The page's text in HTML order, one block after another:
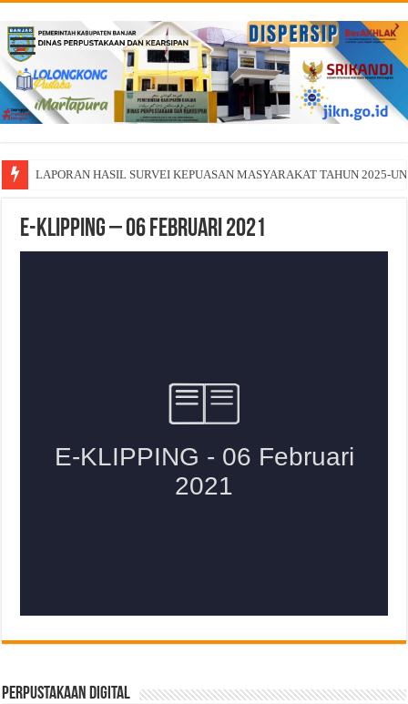
LAPORAN HASIL SURVEI KEPUASAN MASYARAKAT TAHUN 2025-
E-KLIPPING – 06 Februari 2021
Perpustakaan Digital